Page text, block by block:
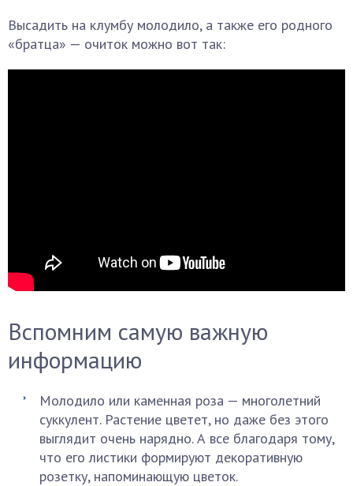
Высадить на клумбу молодило, а также его родного
«братца» — очиток можно вот так:
Вспомним самую важную
информацию
Молодило или каменная роза — многолетний
суккулент. Растение цветет, но даже без этого
выглядит очень нарядно. А все благодаря тому,
что его листики формируют декоративную
розетку, напоминающую цветок.